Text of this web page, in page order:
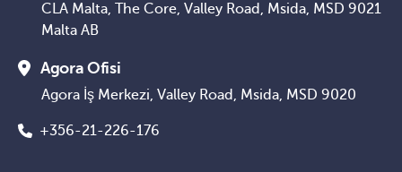
CLA Malta, The Core, Valley Road, Msida, MSD 9021
Malta AB
Agora Ofisi
Agora İş Merkezi, Valley Road, Msida, MSD 9020
+356-21-226-176